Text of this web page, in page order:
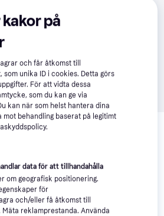
på
och får åtkomst till
som unika ID i cookies. Detta görs
För att vidta dessa
som du kan ge via
kan när som helst hantera dina
behandling baserat på legitimt
data för att tillhandahålla
om geografisk positionering.
för
och/eller få åtkomst till
reklamprestanda. Använda